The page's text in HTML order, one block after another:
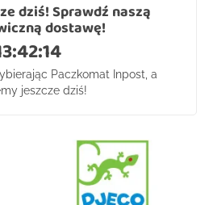
dziś! Sprawdź naszą
dostawę!
Paczkomat Inpost, a
jeszcze dziś!